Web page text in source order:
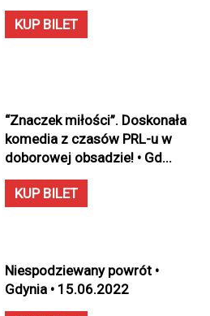
KUP BILET
“Znaczek miłości”. Doskonała
komedia z czasów PRL-u w
doborowej obsadzie! • Gd...
KUP BILET
Niespodziewany powrót •
Gdynia • 15.06.2022